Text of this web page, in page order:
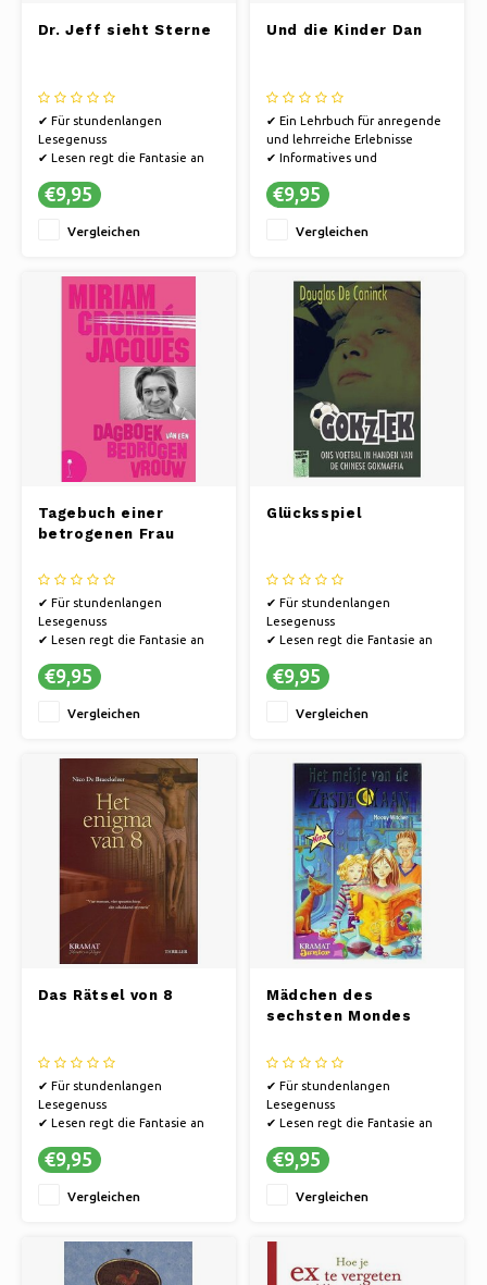
Dr. Jeff sieht Sterne
✔ Für stundenlangen
Lesegenuss
✔ Lesen regt die Fantasie an
andere Welten.
€9,95
Vergleichen
Und die Kinder Dan
✔ Ein Lehrbuch für anregende
und lehrreiche Erlebnisse
✔ Informatives und
✔ Hochwertiger Inhalt
€9,95
Vergleichen
Tagebuch einer
betrogenen Frau
✔ Für stundenlangen
Lesegenuss
✔ Lesen regt die Fantasie an
andere Welten.
€9,95
Vergleichen
Glücksspiel
✔ Für stundenlangen
Lesegenuss
✔ Lesen regt die Fantasie an
andere Welten.
€9,95
Vergleichen
Das Rätsel von 8
✔ Für stundenlangen
Lesegenuss
✔ Lesen regt die Fantasie an
andere Welten.
€9,95
Vergleichen
Mädchen des
sechsten Mondes
✔ Für stundenlangen
Lesegenuss
✔ Lesen regt die Fantasie an
andere Welten.
€9,95
Vergleichen